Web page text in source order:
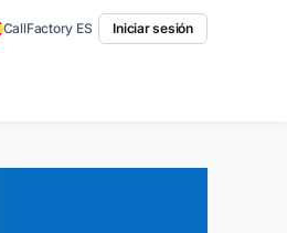
CallFactory ES Iniciar sesión